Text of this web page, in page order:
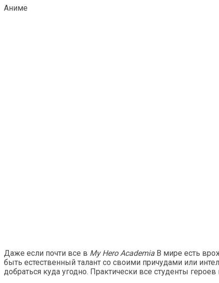
Аниме
Даже если почти все в My Hero Academia В мире есть
быть естественный талант со своими причудами или
добраться куда угодно. Практически все студенты героев